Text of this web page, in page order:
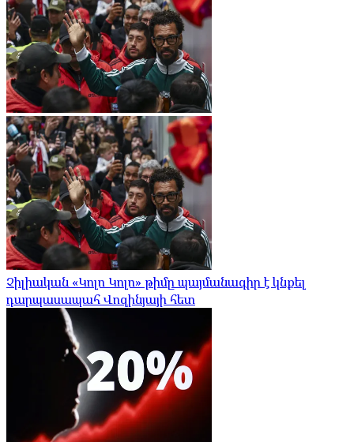
Չիլիական «Կոլո Կոլո» թիմը պայմանագիր է կնքել
դարպասապահ Վոզինյայի հետ